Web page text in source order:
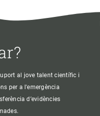
al jove talent científic i
per a l'emergència
d’evidències